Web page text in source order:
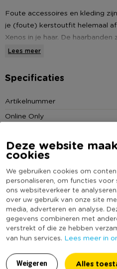
Deze website
cookies
We gebruiken cookies om
personaliseren, om functies
ons websiteverkeer te
over uw gebruik van onze site
media, adverteren en analyse.
gegevens combineren met
verstrekt of die ze hebben
van hun services. Lees meer in
Weigeren Alles
Foute accessoires en kleding
je (foute) kerstoutfit helemaal
Xenos in je haar. De
toffe kerstdesigns.
* Kerst tiara
* Lengte: 28 cm
Lees meer
Specificaties
Artikelnummer
Online Only
Productbreedte (cm)
Kleur
Productlengte (cm)
Duurzaamheidsscore
Heb jij Tiara kerst -